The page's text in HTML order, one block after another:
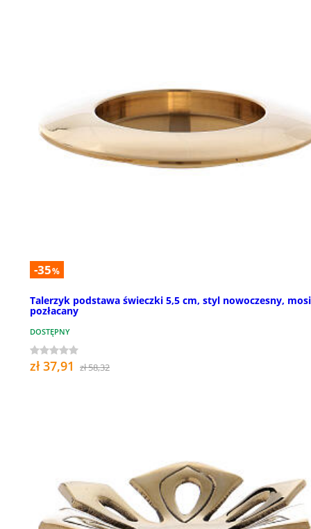
-35%
Talerzyk podstawa świeczki 5,5 cm, styl nowoczesny,
pozłacany
DOSTĘPNY
zł 37,91 zł 58,32